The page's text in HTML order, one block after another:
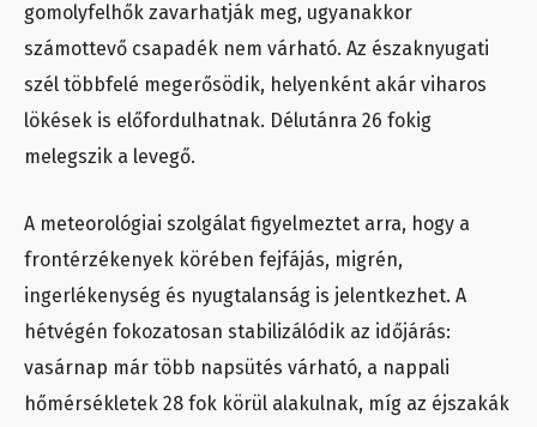
gomolyfelhők zavarhatják meg, ugyanakkor
számottevő csapadék nem várható. Az északnyugati
szél többfelé megerősödik, helyenként akár viharos
lökések is előfordulhatnak. Délutánra 26 fokig
melegszik a levegő.
A meteorológiai szolgálat figyelmeztet arra, hogy a
frontérzékenyek körében fejfájás, migrén,
ingerlékenység és nyugtalanság is jelentkezhet. A
hétvégén fokozatosan stabilizálódik az időjárás:
vasárnap már több napsütés várható, a nappali
hőmérsékletek 28 fok körül alakulnak, míg az éjszakák